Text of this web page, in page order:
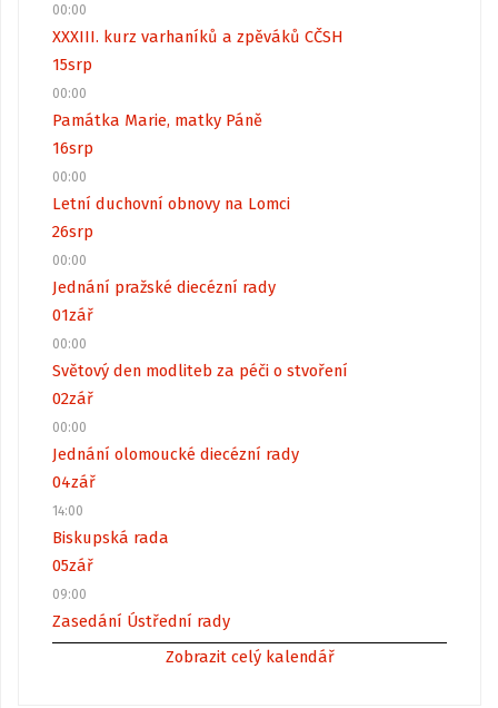
00:00
XXXIII. kurz varhaníků a zpěváků CČSH
15srp
00:00
Památka Marie, matky Páně
16srp
00:00
Letní duchovní obnovy na Lomci
26srp
00:00
Jednání pražské diecézní rady
01zář
00:00
Světový den modliteb za péči o stvoření
02zář
00:00
Jednání olomoucké diecézní rady
04zář
14:00
Biskupská rada
05zář
09:00
Zasedání Ústřední rady
Zobrazit celý kalendář